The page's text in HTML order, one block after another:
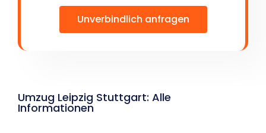
Unverbindlich anfragen
Umzug Leipzig Stuttgart: Alle
Informationen